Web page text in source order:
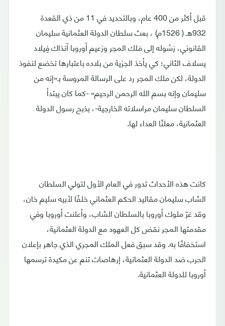
قبل أكثر من 400 عام، وبالتحديد في 11 من ذي القعدة
932هـ ( 1526م) ، بعث سلطان الدولة العثمانية سليمان
القانوني، رَسُوله إلى مَلك المجر وزعيم أوروبا آنذاك فِيلاد
يسلاف الثاني؛ كي يأخذ الجزية من بلاده باعتبارها تخضع لنفوذ
الدولة، لكن ملك المجر رد على الرسالة المروسة بـ«إنه من
سليمان وإنه بسم الله الرحمن الرحيم» -كما كان يبتدأ
السلطان سليمان مراسلاته الخارجية-، بذبح رسول الدولة
العثمانية، معلنًا العداء لها.
كانت هذه الأحداث تدور في العام الأول لتولي السلطان
الشاب سليمان مقاليد الحكم العثماني خلفًا لأبيه سليم خان،
وقد غرّ ملوك أوروبا بالسلطان الشاب، وأعلنت أوروبا وفي
مقدمتها المجر نقض كل العهود مع الدولة العثمانية،
استخفافًا به. وقد سبق فعل الملك المجري الذي جاهر بإعلان
الحرب ضد الدولة العثمانية، إرهاصات تنم عن مكيدة ترسمها
أوروبا للدولة العثمانية.